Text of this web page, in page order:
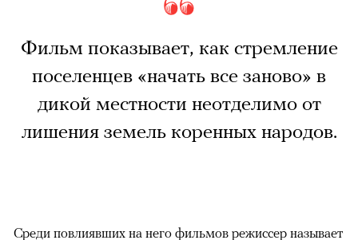
Фильм показывает, как стремление
поселенцев «начать все заново» в
дикой местности неотделимо от
лишения земель коренных народов.
Среди повлиявших на него фильмов режиссер называет